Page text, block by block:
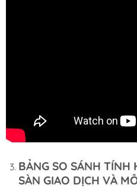
BẢNG SO SÁNH TÍNH
SÀN GIAO DỊCH VÀ